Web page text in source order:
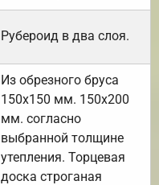
Рубероид в два слоя.
Из обрезного бруса
150х150 мм. 150х200
мм. согласно
выбранной толщине
утепления. Торцевая
доска строганая